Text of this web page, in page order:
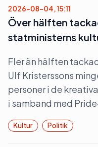
2026-08-04, 15:11
Över hälften
statministerns
Fler än hälften
Ulf Kristerssons
personer i de
i samband med
Kultur Politik